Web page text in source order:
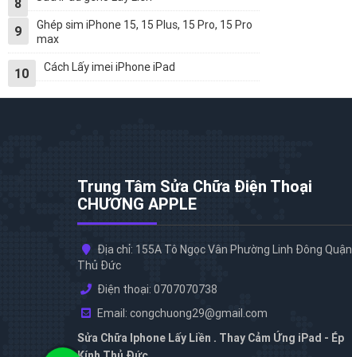
8
9
Ghép sim iPhone 15, 15 Plus, 15 Pro, 15 Pro
max
10 Cách Lấy imei iPhone iPad
Trung Tâm Sửa Chữa Điện Thoại
CHƯƠNG APPLE
Địa chỉ: 155A Tô Ngọc Vân Phường Linh Đông Quận
Thủ Đức
Điện thoại: 0707070738
Email: congchuong29@gmail.com
Sửa Chữa Iphone Lấy Liền . Thay Cảm Ứng iPad - Ép